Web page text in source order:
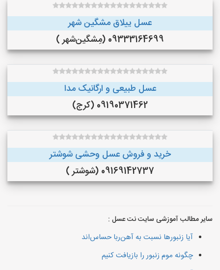
عسل ییلاق مشگین شهر
09333164699 (مِشگین‌شهر )
عسل طبیعی و ارگانیک مدا
09190371462 (کرج)
خرید و فروش عسل وحشی شوشتر
09169142737 (شوشتر )
سایر مطالب آموزشی سایت نت عسل :
آیا زنبورها نسبت به آهن‌ربا حساس‌اند
چگونه موم زنبور را بازیافت کنیم